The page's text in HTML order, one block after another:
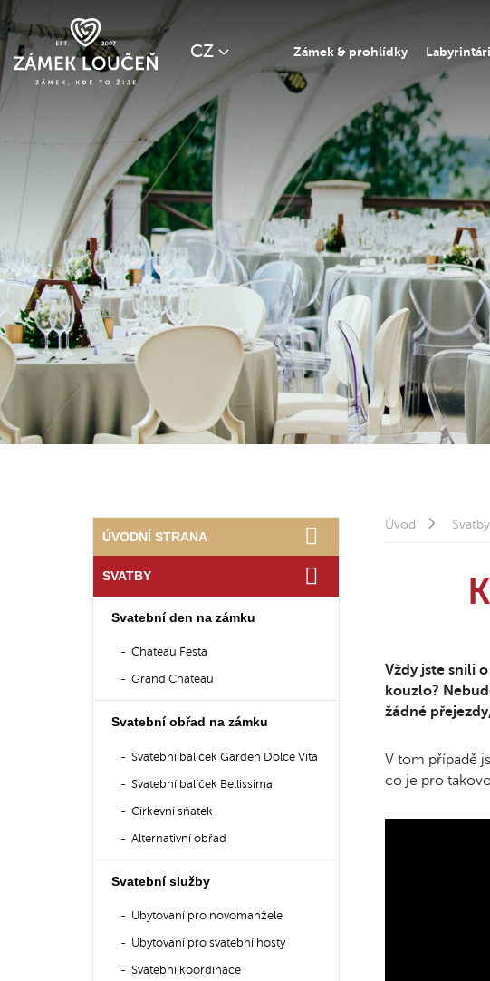
CZ Zámek & prohlídky
Úvod Svatby
Vždy jste snili
kouzlo?
žádné
V tom případě
co je pro
ÚVODNÍ STRANA
SVATBY
Svatební den na zámku
Chateau Festa
Grand Chateau
Svatební obřad na zámku
Svatební balíček Garden Dolce Vita
Svatební balíček Bellissima
Církevní sňatek
Alternativní obřad
Svatební služby
Ubytovaní pro novomanžele
Ubytovaní pro svatební hosty
Svatební koordinace